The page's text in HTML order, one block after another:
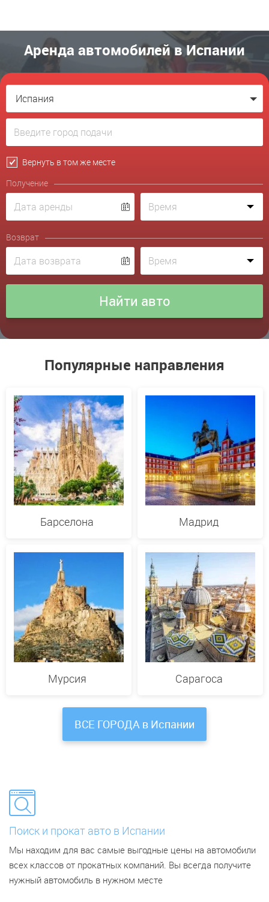
Аренда автомобилей в Испании
Испания
Вернуть в том же месте
Получение
Возврат
Популярные направления
Барселона Мадрид
Мурсия Сарагоса
ВСЕ ГОРОДА в Испании
Поиск и прокат авто в Испании
Мы находим для вас самые выгодные цены на автомобили
всех классов от прокатных компаний. Вы всегда получите
нужный автомобиль в нужном месте